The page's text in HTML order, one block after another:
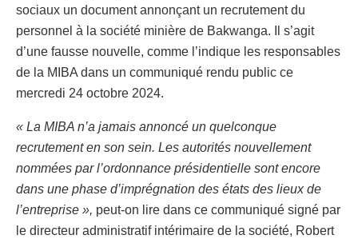
sociaux un document annonçant un recrutement du
personnel à la société minière de Bakwanga. Il s’agit
d’une fausse nouvelle, comme l’indique les responsables
de la MIBA dans un communiqué rendu public ce
mercredi 24 octobre 2024.
« La MIBA n’a jamais annoncé un quelconque
recrutement en son sein. Les autorités nouvellement
nommées par l’ordonnance présidentielle sont encore
dans une phase d’imprégnation des états des lieux de
l’entreprise », peut-on lire dans ce communiqué signé par
le directeur administratif intérimaire de la société, Robert